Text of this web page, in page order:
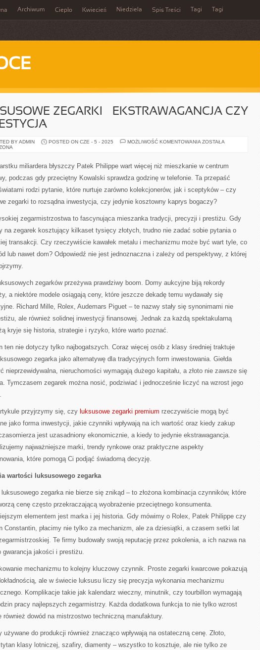
Archiwum Ciepło Kwiecień Niedziela Spis Treści Tagi Tagi
ZEGARKI – EKSTRAWAGANCJA CZY
BY ADMIN POSTED ON CZE - 5 - 2025 MOŻLIWOŚĆ KOMENTOWANIA LUKSUSOWE
INWESTYCJA
ZOSTAŁA
miliardera błyszczy Patek Philippe wart więcej niż mieszkanie w centrum
podczas gdy przeciętny Kowalski sprawdza godzinę w telefonie. Ta przepaść
rodzi pytanie, które nurtuje zarówno kolekcjonerów, jak i sceptyków – czy
zegarki to rozsądna inwestycja, czy jedynie kosztowny kaprys bogaczy?
zegarmistrzostwa to fascynująca mieszanka tradycji, precyzji i prestiżu. Gdy
na zegarek kosztujący kilkaset tysięcy złotych, trudno nie zadać sobie pytania o
transakcji. Czy rzeczywiście kawałek metalu i mechanizmu może być wart tyle, co
lub nawet dom? Odpowiedź nie jest jednoznaczna i zależy od perspektywy, z której
zegarków przeżywa prawdziwy boom. Domy aukcyjne biją rekordy
a niektóre modele osiągają ceny, które jeszcze dekadę temu wydawały się
Richard Mille, Rolex, Audemars Piguet – te nazwy stały się synonimami nie
ale również solidnej inwestycji finansowej. Jednak za każdą spektakularną
kryje się historia, strategie i ryzyko, które warto poznać.
ten nie dotyczy tylko najbogatszych. Coraz więcej osób z klasy średniej traktuje
zegarka jako alternatywę dla tradycyjnych form inwestowania. Giełda
nieprzewidywalna, nieruchomości wymagają dużego kapitału, a złoto nie zawsze się
Tymczasem zegarek można nosić, podziwiać i jednocześnie liczyć na wzrost jego
przyjrzymy się, czy luksusowe zegarki premium rzeczywiście mogą być
jako forma inwestycji, jakie czynniki wpływają na ich wartość oraz kiedy zakup
jest uzasadniony ekonomicznie, a kiedy to jedynie ekstrawagancja.
najważniejsze marki, trendy rynkowe oraz praktyczne aspekty
które pomogą Ci podjąć świadomą decyzję.
wartości luksusowego zegarka
zegarka nie bierze się znikąd – to złożona kombinacja czynników, które
cenę często przekraczającą wyobrażenie przeciętnego konsumenta.
elementem jest marka i jej historia. Gdy mówimy o Rolex, Patek Philippe czy
Constantin, płacimy nie tylko za mechanizm, ale za dziesiątki, a czasem setki lat
Te firmy budowały swoją reputację przez pokolenia, a ich nazwa na
gwarancja jakości i prestiżu.
mechanizmu to kolejny kluczowy czynnik. Proste zegarki kwarcowe pokazują
ale w świecie luksusu liczy się precyzja wykonania mechanizmu
Komplikacje takie jak kalendarz wieczny, minutnik, czy tourbillon wymagają
pracy najlepszych zegarmistrzy. Każda dodatkowa funkcja to nie tylko wzrost
również dowód na mistrzostwo techniczną manufaktury.
używane do produkcji również znacząco wpływają na ostateczną cenę. Złoto,
klasy lotniczej, szafiry, diamenty – wszystko to kosztuje, ale nie tylko ze